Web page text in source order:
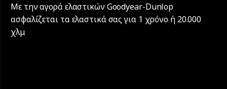
Με την αγορά ελαστικών Goodyear-Dunlop
ασφαλίζεται τα ελαστικά σας για 1 χρόνο ή 20.000
χλμ